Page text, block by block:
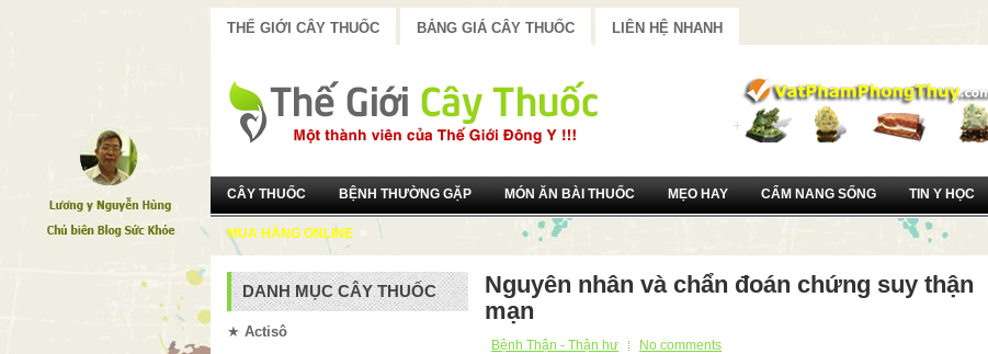
THẾ GIỚI CÂY THUỐC BẢNG GIÁ CÂY THUỐC LIÊN HỆ NHANH
CÂY THUỐC BỆNH THƯỜNG GẶP MÓN ĂN BÀI THUỐC MẸO HAY CẨM NANG SỐNG TIN Y HỌC
MUA HÀNG ONLINE »
Nguyên nhân và chẩn đoán chứng suy thận
mạn
Bệnh Thận - Thận hư No comments
DANH MỤC CÂY THUỐC
★ Actisô